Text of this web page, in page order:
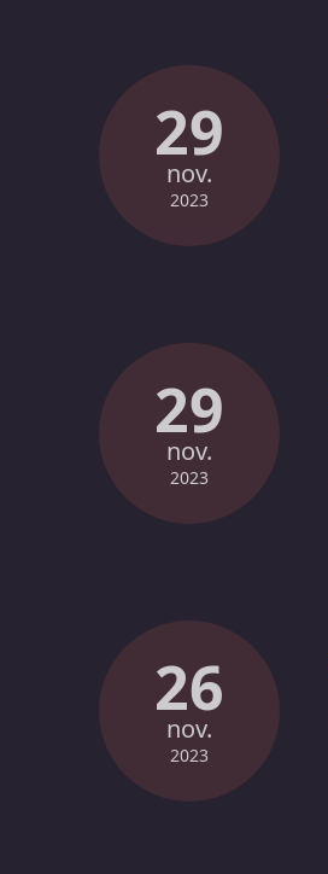
29
nov.
2023
29
nov.
2023
26
nov.
2023